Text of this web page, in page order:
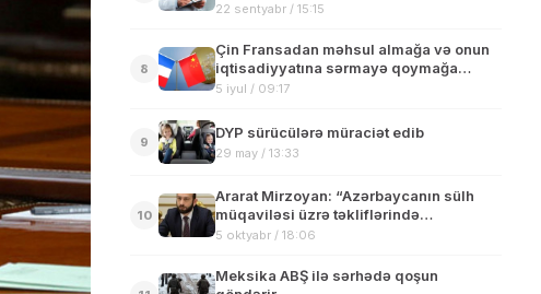
22 sentyabr / 15:15
8
Çin Fransadan məhsul almağa və onun
iqtisadiyyatına sərmayə qoymağa
hazırdır-VAN İ
5 iyul / 09:17
9
DYP sürücülərə müraciət edib
29 may / 13:33
10
Ararat Mirzoyan: “Azərbaycanın sülh
müqaviləsi üzrə təkliflərində
Ermənistan üçün qəbuledilməz heç nə
5 oktyabr / 18:06
Meksika ABŞ ilə sərhədə qoşun